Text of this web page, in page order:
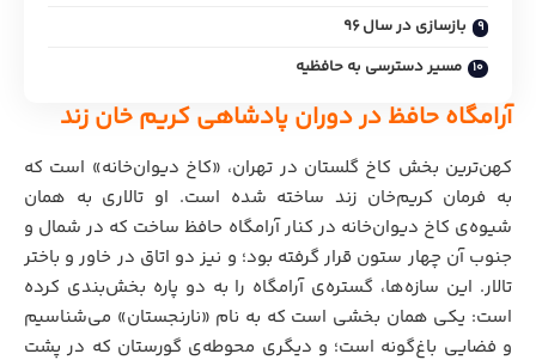
بازسازی در سال 96
مسیر دسترسی به حافظیه
آرامگاه حافظ در دوران پادشاهی کریم خان زند
کهن‌ترین بخش کاخ گلستان در تهران، «کاخ دیوان‌خانه» است که
به فرمان کریم‌خان زند ساخته شده است. او تالاری به همان
شیوه‌ی کاخ دیوان‌خانه در کنار آرامگاه حافظ ساخت که در شمال و
جنوب آن چهار ستون قرار گرفته بود؛ و نیز دو اتاق در خاور و باختر
تالار. این سازه‌ها، گستره‌ی آرامگاه را به دو پاره بخش‌بندی کرده
است: یکی همان بخشی است که به نام «نارنجستان» می‌شناسیم
و فضایی باغ‌گونه است؛ و دیگری محوطه‌ی گورستان که در پشت